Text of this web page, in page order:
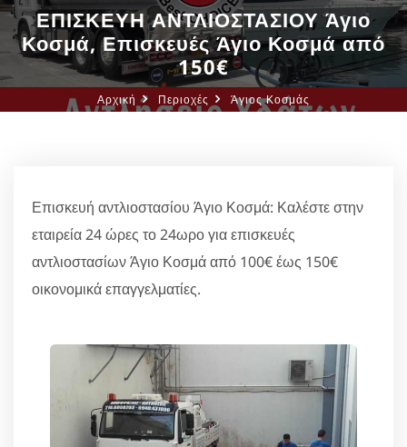
ΕΠΙΣΚΕΥΗ ΑΝΤΛΙΟΣΤΑΣΙΟΥ Άγιο
Κοσμά, Επισκευές Άγιο Κοσμά από
150€
Αρχική Περιοχές Άγιος Κοσμάς
Επισκευή αντλιοστασίου Άγιο Κοσμά: Καλέστε στην
εταιρεία 24 ώρες το 24ωρο για επισκευές
αντλιοστασίων Άγιο Κοσμά από 100€ έως 150€
οικονομικά επαγγελματίες.